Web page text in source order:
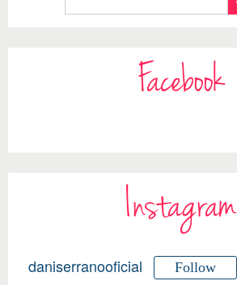
Facebook
Instagram
daniserranooficial Follow